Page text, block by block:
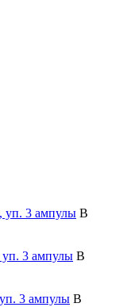
уп. 3 ампулы В
3 ампулы В
3 ампулы В